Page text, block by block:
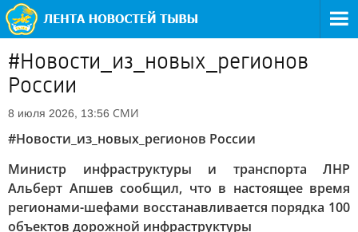
#Новости_из_новых_регионов
России
8 июля 2026, 13:56 СМИ
#Новости_из_новых_регионов России
Министр инфраструктуры и транспорта ЛНР
Альберт Апшев сообщил, что в настоящее время
регионами-шефами восстанавливается порядка 100
объектов дорожной инфраструктуры